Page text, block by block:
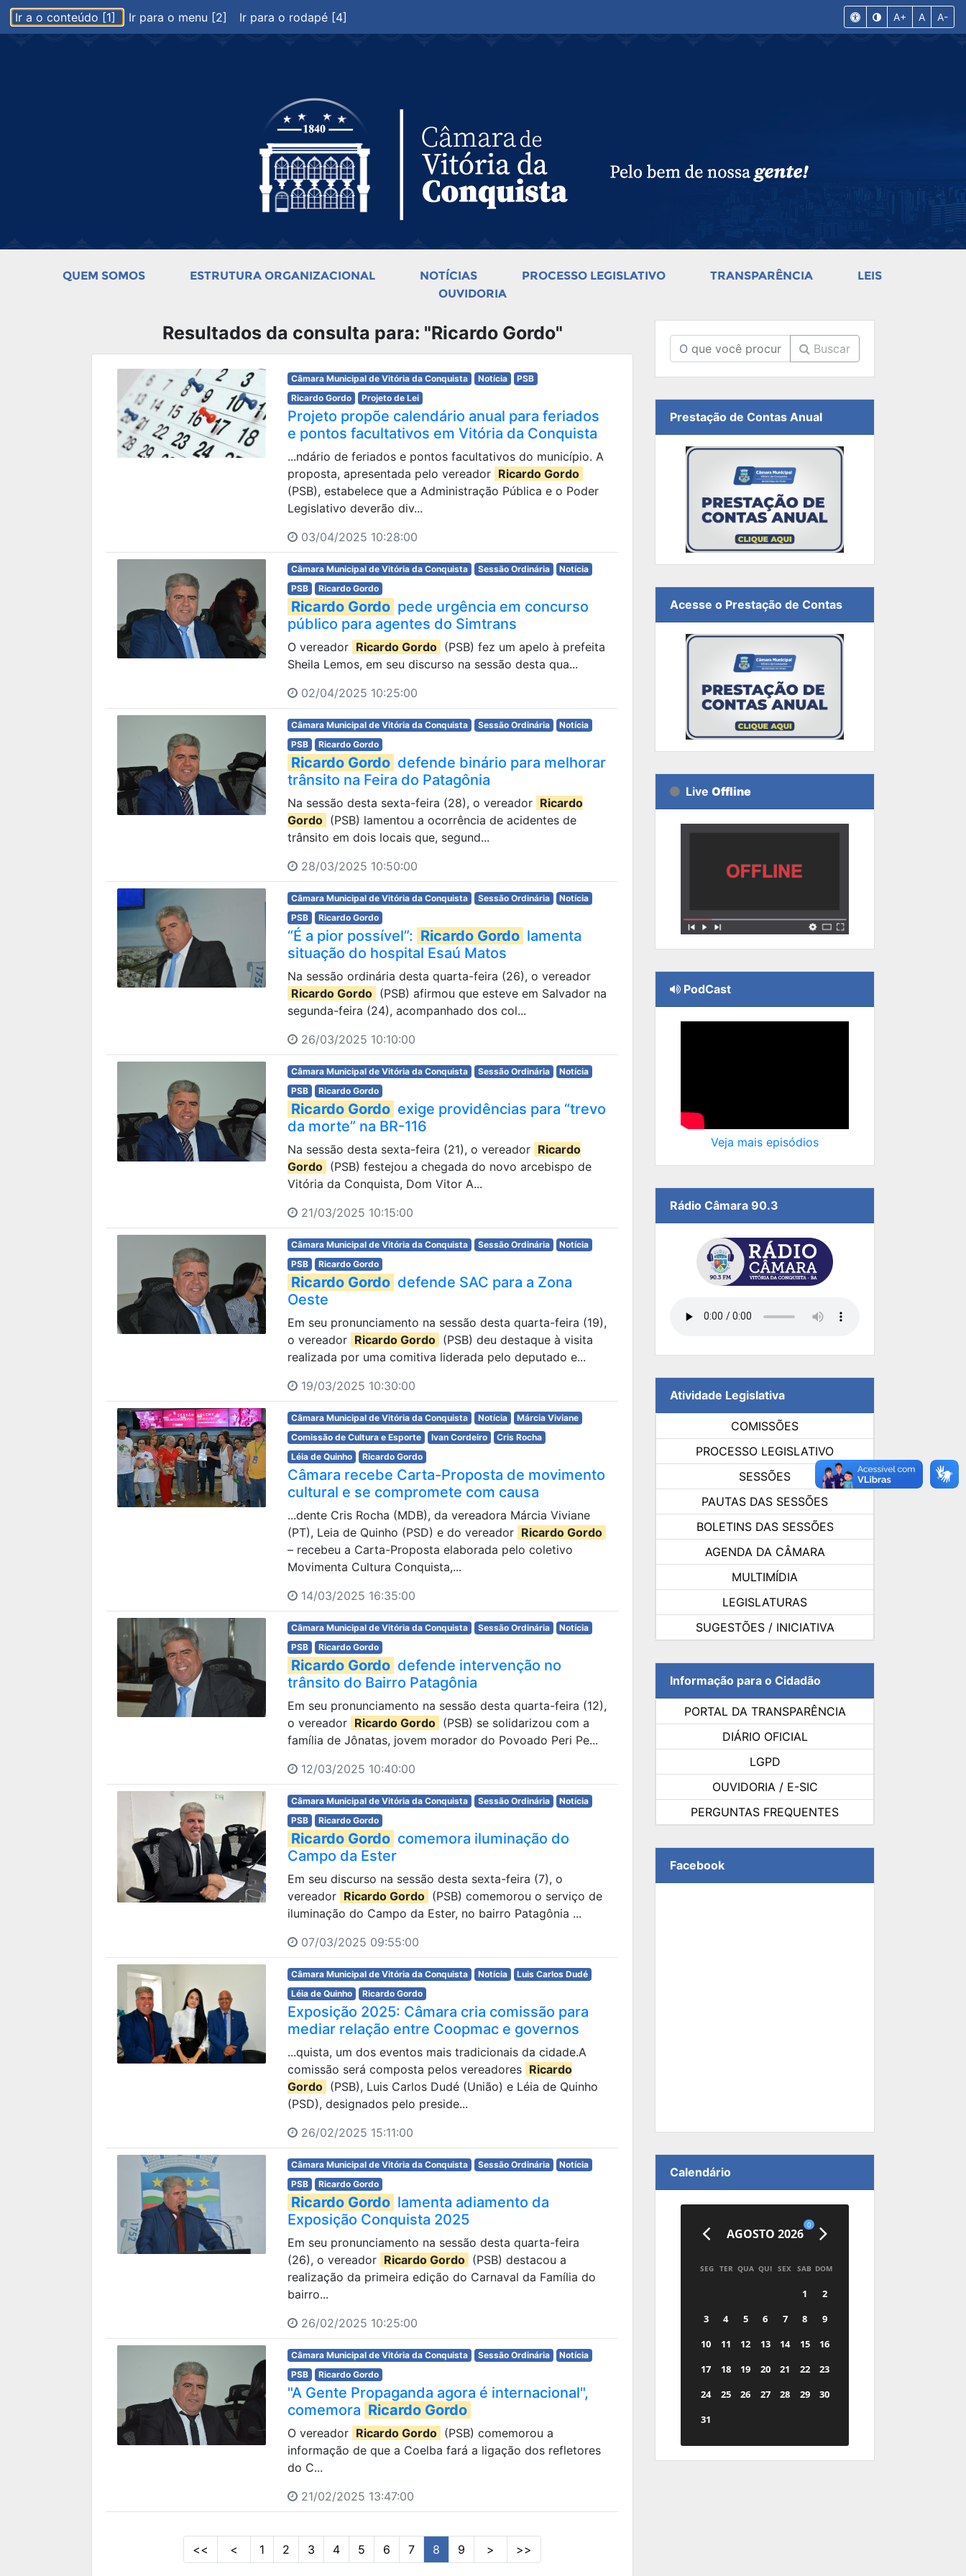
Ir a o conteúdo [1] Ir para o menu [2] Ir para o rodapé [4] A+ A A-
QUEM SOMOS ESTRUTURA ORGANIZACIONAL NOTÍCIAS PROCESSO LEGISLATIVO TRANSPARÊNCIA
LEIS
OUVIDORIA
Resultados da consulta para: "Ricardo Gordo"
Câmara Municipal de Vitória da Conquista Notícia
PSB
Ricardo Gordo
Projeto de Lei
Projeto propõe calendário anual para feriados
e pontos facultativos em Vitória da Conquista
...ndário de feriados e pontos facultativos do município. A
proposta, apresentada pelo vereador Ricardo Gordo
(PSB), estabelece que a Administração Pública e o Poder
Legislativo deverão div...
03/04/2025 10:28:00
Câmara Municipal de Vitória da Conquista Sessão Ordinária
Notícia
PSB
Ricardo Gordo
Ricardo Gordo pede urgência em concurso
público para agentes do Simtrans
O vereador Ricardo Gordo (PSB) fez um apelo à prefeita
Sheila Lemos, em seu discurso na sessão desta qua...
02/04/2025 10:25:00
Câmara Municipal de Vitória da Conquista Sessão Ordinária
Notícia
PSB
Ricardo Gordo
Ricardo Gordo defende binário para melhorar
trânsito na Feira do Patagônia
Na sessão desta sexta-feira (28), o vereador Ricardo
Gordo (PSB) lamentou a ocorrência de acidentes de
trânsito em dois locais que, segund...
28/03/2025 10:50:00
Câmara Municipal de Vitória da Conquista Sessão Ordinária
Notícia
PSB
Ricardo Gordo
“É a pior possível”: Ricardo Gordo lamenta
situação do hospital Esaú Matos
Na sessão ordinária desta quarta-feira (26), o vereador
Ricardo Gordo (PSB) afirmou que esteve em Salvador na
segunda-feira (24), acompanhado dos col...
26/03/2025 10:10:00
Câmara Municipal de Vitória da Conquista Sessão Ordinária
Notícia
PSB
Ricardo Gordo
Ricardo Gordo exige providências para “trevo
da morte” na BR-116
Na sessão desta sexta-feira (21), o vereador Ricardo
Gordo (PSB) festejou a chegada do novo arcebispo de
Vitória da Conquista, Dom Vitor A...
21/03/2025 10:15:00
Câmara Municipal de Vitória da Conquista Sessão Ordinária
Notícia
PSB
Ricardo Gordo
Ricardo Gordo defende SAC para a Zona
Oeste
Em seu pronunciamento na sessão desta quarta-feira (19),
o vereador Ricardo Gordo (PSB) deu destaque à visita
realizada por uma comitiva liderada pelo deputado e...
19/03/2025 10:30:00
Câmara Municipal de Vitória da Conquista Notícia
Márcia Viviane
Comissão de Cultura e Esporte
Ivan Cordeiro
Cris Rocha
Léia de Quinho
Ricardo Gordo
Câmara recebe Carta-Proposta de movimento
cultural e se compromete com causa
...dente Cris Rocha (MDB), da vereadora Márcia Viviane
(PT), Leia de Quinho (PSD) e do vereador Ricardo Gordo
– recebeu a Carta-Proposta elaborada pelo coletivo
Movimenta Cultura Conquista,...
14/03/2025 16:35:00
Câmara Municipal de Vitória da Conquista Sessão Ordinária
Notícia
PSB
Ricardo Gordo
Ricardo Gordo defende intervenção no
trânsito do Bairro Patagônia
Em seu pronunciamento na sessão desta quarta-feira (12),
o vereador Ricardo Gordo (PSB) se solidarizou com a
família de Jônatas, jovem morador do Povoado Peri Pe...
12/03/2025 10:40:00
Câmara Municipal de Vitória da Conquista Sessão Ordinária
Notícia
PSB
Ricardo Gordo
Ricardo Gordo comemora iluminação do
Campo da Ester
Em seu discurso na sessão desta sexta-feira (7), o
vereador Ricardo Gordo (PSB) comemorou o serviço de
iluminação do Campo da Ester, no bairro Patagônia ...
07/03/2025 09:55:00
Câmara Municipal de Vitória da Conquista Notícia
Luis Carlos Dudé
Léia de Quinho
Ricardo Gordo
Exposição 2025: Câmara cria comissão para
mediar relação entre Coopmac e governos
...quista, um dos eventos mais tradicionais da cidade.A
comissão será composta pelos vereadores Ricardo
Gordo (PSB), Luis Carlos Dudé (União) e Léia de Quinho
(PSD), designados pelo preside...
26/02/2025 15:11:00
Câmara Municipal de Vitória da Conquista Sessão Ordinária
Notícia
PSB
Ricardo Gordo
Ricardo Gordo lamenta adiamento da
Exposição Conquista 2025
Em seu pronunciamento na sessão desta quarta-feira
(26), o vereador Ricardo Gordo (PSB) destacou a
realização da primeira edição do Carnaval da Família do
bairro...
26/02/2025 10:25:00
Câmara Municipal de Vitória da Conquista Sessão Ordinária
Notícia
PSB
Ricardo Gordo
"A Gente Propaganda agora é internacional",
comemora Ricardo Gordo
O vereador Ricardo Gordo (PSB) comemorou a
informação de que a Coelba fará a ligação dos refletores
do C...
21/02/2025 13:47:00
<< < 1 2 3 4 5 6 7 8 9 > >>
Buscar
Prestação de Contas Anual
Acesse o Prestação de Contas
Live Offline
PodCast
Veja mais episódios
Rádio Câmara 90.3
Atividade Legislativa
COMISSÕES
PROCESSO LEGISLATIVO
SESSÕES
PAUTAS DAS SESSÕES
BOLETINS DAS SESSÕES
AGENDA DA CÂMARA
MULTIMÍDIA
LEGISLATURAS
SUGESTÕES / INICIATIVA
Informação para o Cidadão
PORTAL DA TRANSPARÊNCIA
DIÁRIO OFICIAL
LGPD
OUVIDORIA / E-SIC
PERGUNTAS FREQUENTES
Facebook
Calendário
AGOSTO 2026
0
SEG TER QUA QUI SEX SAB DOM
1
2
3
4 5 6 7 8
9
10
11 12 13 14 15
16
17
18 19 20 21 22
23
24
25 26 27 28 29
30
31